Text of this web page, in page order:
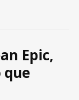
Epic,
que